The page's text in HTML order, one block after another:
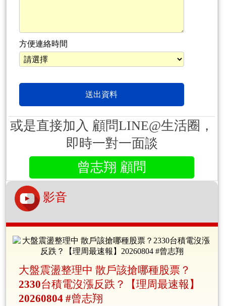
方便連絡時間
或是直接加入 顧問LINE@生活圈，
即時一對一面談
曾志翔 顧問
影音
大盤震盪整理中 散戶該搶哪種股票？
2330台積電沒漲反跌？【理周最速報】
20260804 #曾志翔